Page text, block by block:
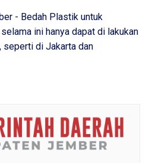
- Bedah Plastik untuk
ini hanya dapat di lakukan
di Jakarta dan